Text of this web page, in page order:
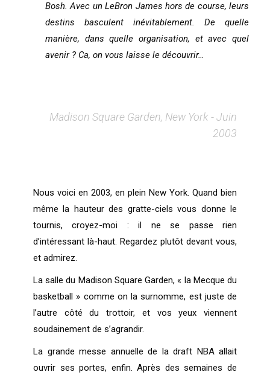
Bosh. Avec un LeBron James hors de course, leurs
destins basculent inévitablement. De quelle
manière, dans quelle organisation, et avec quel
avenir ? Ca, on vous laisse le découvrir…
Madison Square Garden, New York - Juin
2003
Nous voici en 2003, en plein New York. Quand bien
même la hauteur des gratte-ciels vous donne le
tournis, croyez-moi : il ne se passe rien
d’intéressant là-haut. Regardez plutôt devant vous,
et admirez.
La salle du Madison Square Garden, « la Mecque du
basketball » comme on la surnomme, est juste de
l’autre côté du trottoir, et vos yeux viennent
soudainement de s’agrandir.
La grande messe annuelle de la draft NBA allait
ouvrir ses portes, enfin. Après des semaines de